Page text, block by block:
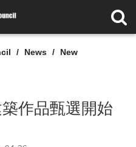
News New
作品甄選開始